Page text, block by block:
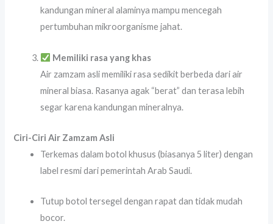
kandungan mineral alaminya mampu mencegah
pertumbuhan mikroorganisme jahat.
Memiliki rasa yang khas
Air zamzam asli memiliki rasa sedikit berbeda dari air
mineral biasa. Rasanya agak “berat” dan terasa lebih
segar karena kandungan mineralnya.
Ciri-Ciri Air Zamzam Asli
Terkemas dalam botol khusus (biasanya 5 liter) dengan
label resmi dari pemerintah Arab Saudi.
Tutup botol tersegel dengan rapat dan tidak mudah
bocor.